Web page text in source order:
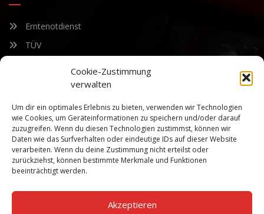
Cookie-Zustimmung
verwalten
Um dir ein optimales Erlebnis zu bieten, verwenden wir Technologien
wie Cookies, um Geräteinformationen zu speichern und/oder darauf
zuzugreifen. Wenn du diesen Technologien zustimmst, können wir
Daten wie das Surfverhalten oder eindeutige IDs auf dieser Website
verarbeiten. Wenn du deine Zustimmung nicht erteilst oder
zurückziehst, können bestimmte Merkmale und Funktionen
beeinträchtigt werden.
Akzeptieren
Erntenotdienst
TÜV
Bleiben Sie auf dem Laufenden über unsere sich ständig
weiterentwickelnden Produkteigenschaften und Technologien.
Geben Sie Ihre E-Mail-Adresse ein und abonnieren Sie unseren
Newsletter.